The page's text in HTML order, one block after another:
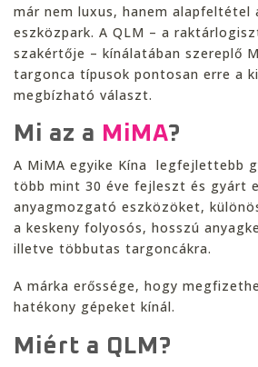
már nem luxus, hanem alapfeltétel
eszközpark. A QLM – a
szakértője – kínálatában szereplő
targonca típusok pontosan erre a
megbízható választ.
Mi az a MiMA?
A MiMA egyike Kína legfejlettebb
több mint 30 éve fejleszt és gyárt
anyagmozgató eszközöket,
a keskeny folyosós, hosszú
illetve többutas targoncákra.
A márka erőssége, hogy
hatékony gépeket kínál.
Miért a QLM?